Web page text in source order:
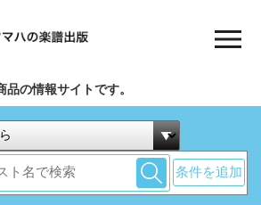
の情報サイトです。
条件を追加